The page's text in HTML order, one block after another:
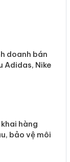
doanh bán
Adidas, Nike
hàng
bảo vệ môi